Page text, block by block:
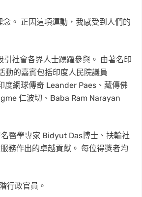
。 正因這項運動，我感受到人們的
社會各界人士踴躍參與。 由著名印
動的嘉賓包括印度人民院議員
網球傳奇 Leander Paes、藏傳佛
仁波切、Baba Ram Narayan
醫學專家 Bidyut Das博士、扶輪社
務作出的卓越貢獻。 每位得獎者均
行政官員。